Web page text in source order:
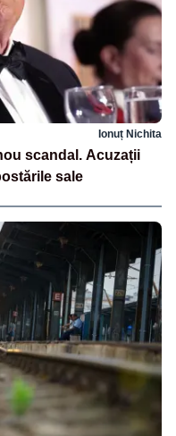
Ionuț Nichita
scandal. Acuzații
sale